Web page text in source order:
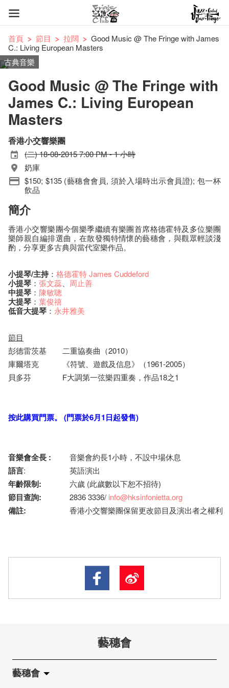
首頁 節目 拉闊
Good Music @ The Fringe with James
C.: Living European Masters
古典音樂
Good Music @ The Fringe with
James C.: Living European
Masters
香港小交響樂團
(二) 18-08-2015 7:00 PM - 1 小時
奶庫
$150; $135 (藝穗會會員, 須於入場時出示會員證); 包一杯
飲品
簡介
香港小交響樂團今個樂季繼續有樂團首席格德霍特及多位樂團
樂師親自編排選曲，在散發獨特情懷的藝穗會，與觀眾輕談淺
酌，分享更多古典與當代室樂作品。
小提琴/主持： 格德霍特James Cuddeford
小提琴 ： 張文蕊 周止善
中提琴 ： 陳敏聰
大提琴 ： 葉俊禧
低音大提琴 ： 永井雅美
節目
彭德雷茨基
二重協奏曲（2010）
庫爾塔克
《符號、遊戲及信息》（1961-2005）
貝多芬
F大調第一弦樂四重奏，作品18之1
按此購買門票。 (門票於6月1日起發售)
音樂會全長 : 音樂會約長1小時，不設中場休息
語言: 英語演出
年齡限制: 六歲 (此歲數以下恕不招待)
節目查詢: 2836 3336/ info@hksinfonietta.org
備註: 香港小交響樂團保留更改節目及演出者之權利
藝穗會
藝穗會